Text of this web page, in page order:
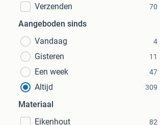
Verzenden 70
Aangeboden sinds
Vandaag
4
Gisteren 11
Een week 47
Altijd 309
Materiaal
Eikenhout
82